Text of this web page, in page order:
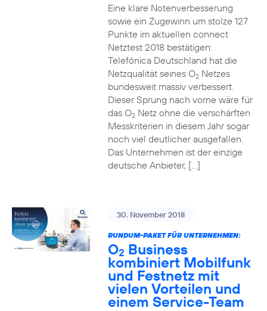
Eine klare Notenverbesserung
sowie ein Zugewinn um stolze 127
Punkte im aktuellen connect
Netztest 2018 bestätigen:
Telefónica Deutschland hat die
Netzqualität seines O2Netzes
bundesweit massiv verbessert.
Dieser Sprung nach vorne wäre für
das O2Netz ohne die verschärften
Messkriterien in diesem Jahr sogar
noch viel deutlicher ausgefallen.
Das Unternehmen ist der einzige
deutsche Anbieter, […]
30. November 2018
RUNDUM-PAKET FÜR UNTERNEHMEN:
O2 Business
kombiniert Mobilfunk
und Festnetz mit
vielen Vorteilen und
einem Service-Team